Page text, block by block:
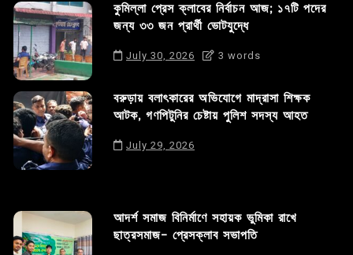
কুমিল্লা প্রেস ক্লাবের নির্বাচন আজ; ১৭টি পদের
জন্য ৩৩ জন প্রার্থী ভোটযুদ্ধে
July 30, 2026 3 words
বরুড়ায় বলাৎকারের অভিযোগে মাদ্রাসা শিক্ষক
আটক, গণপিটুনির চেষ্টায় পুলিশ সদস্য আহত
July 29, 2026
আদর্শ সমাজ বিনির্মাণে সহায়ক ভুমিকা রাখে
ছাত্রসমাজ- প্রেসক্লাব সভাপতি